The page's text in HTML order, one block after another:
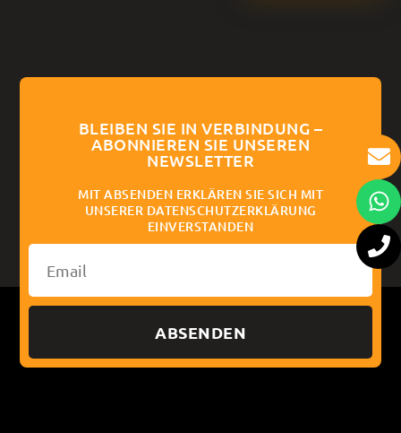
BLEIBEN SIE IN VERBINDUNG –
ABONNIEREN SIE UNSEREN
NEWSLETTER
MIT ABSENDEN ERKLÄREN SIE SICH MIT
UNSERER DATENSCHUTZERKLÄRUNG
EINVERSTANDEN
ABSENDEN